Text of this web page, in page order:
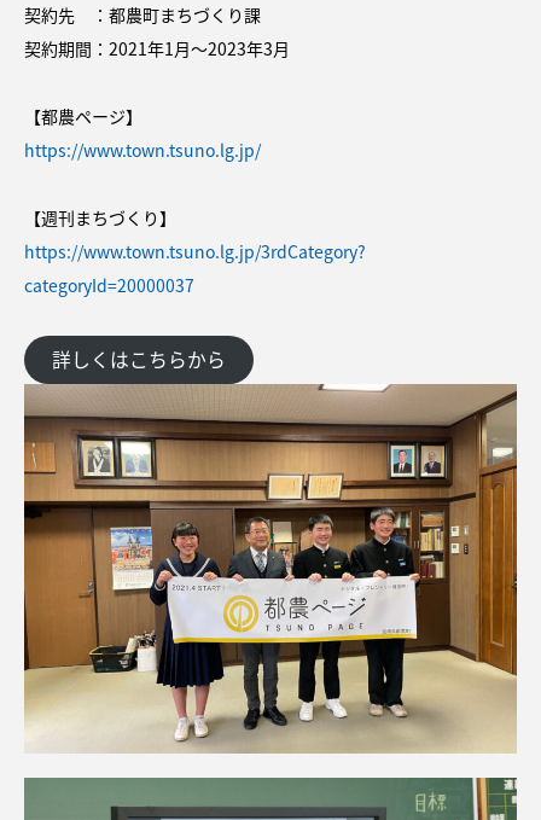
契約先 ：都農町まちづくり課
契約期間：2021年1⽉〜2023年3⽉
【都農ページ】
https://www.town.tsuno.lg.jp/
【週刊まちづくり】
https://www.town.tsuno.lg.jp/3rdCategory?
categoryId=20000037
詳しくはこちらから